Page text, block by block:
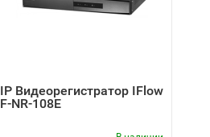
IP Видеорегистратор IFlow
F-NR-108E